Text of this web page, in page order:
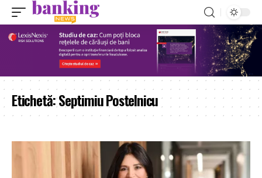
Etichetă:Septimiu Postelnicu